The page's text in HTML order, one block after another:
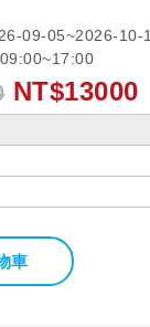
09-05~2026-10-
NT$13000
車